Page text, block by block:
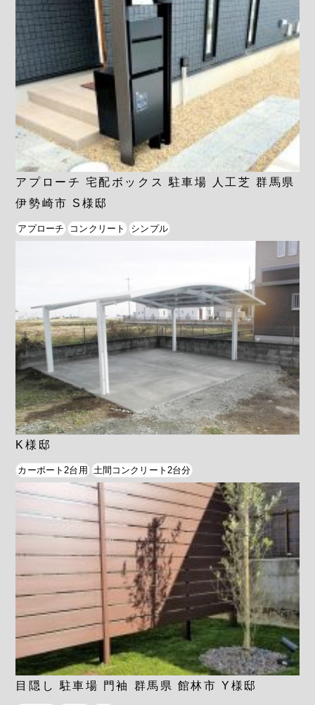
アプローチ 宅配ボックス 駐車場 人工芝 群馬県
伊勢崎市 S様邸
アプローチ コンクリート シンプル
K様邸
カーポート2台用 土間コンクリート2台分
目隠し 駐車場 門袖 群馬県 館林市 Y様邸